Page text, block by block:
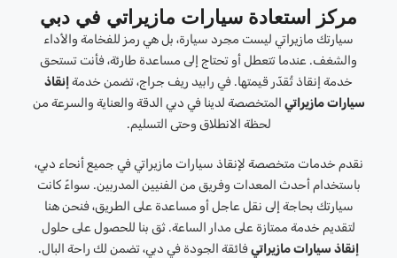
مركز استعادة سيارات مازيراتي في دبي
سيارتك مازيراتي ليست مجرد سيارة، بل هي رمز للفخامة والأداء
والشغف. عندما تتعطل أو تحتاج إلى مساعدة طارئة، فأنت تستحق
خدمة إنقاذ تُقدّر قيمتها. في رابيد ريف جراج، تضمن خدمةإنقاذ
سيارات مازيراتي المتخصصة لدينا في دبي الدقة والعناية والسرعة من
لحظة الانطلاق وحتى التسليم.
نقدم خدمات متخصصة لإنقاذ سيارات مازيراتي في جميع أنحاء دبي،
باستخدام أحدث المعدات وفريق من الفنيين المدربين. سواءً كانت
سيارتك بحاجة إلى نقل عاجل أو مساعدة على الطريق، فنحن هنا
لتقديم خدمة ممتازة على مدار الساعة. ثق بنا للحصول على حلول
إنقاذ سيارات مازيراتيفائقة الجودة في دبي، تضمن لك راحة البال.